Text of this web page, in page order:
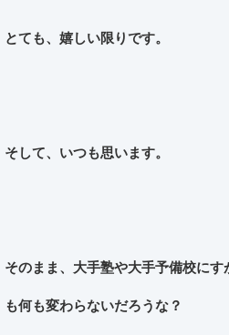
とても、嬉しい限りです。
そして、いつも思います。
そのまま、大手塾や大手予備校にす
も何も変わらないだろうな？